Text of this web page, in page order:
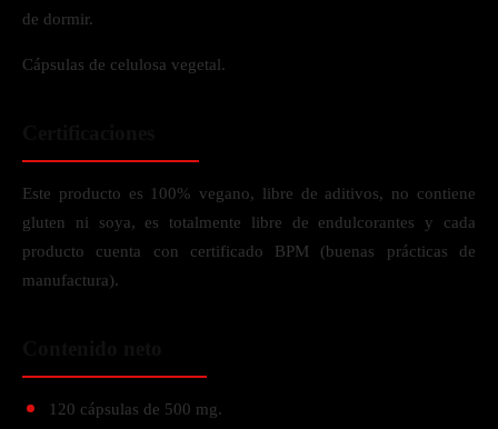
de dormir.
Cápsulas de celulosa vegetal.
Este producto es 100% vegano, libre de aditivos, no contiene
gluten ni soya, es totalmente libre de endulcorantes y cada
producto cuenta con certificado BPM (buenas prácticas de
manufactura).
120 cápsulas de 500 mg.